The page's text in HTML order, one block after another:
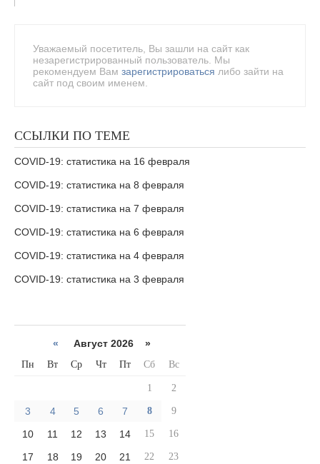
Уважаемый посетитель, Вы зашли на сайт как
незарегистрированный пользователь. Мы
рекомендуем Вам зарегистрироваться либо зайти на
сайт под своим именем.
ССЫЛКИ ПО ТЕМЕ
COVID-19: статистика на 16 февраля
COVID-19: статистика на 8 февраля
COVID-19: статистика на 7 февраля
COVID-19: статистика на 6 февраля
COVID-19: статистика на 4 февраля
COVID-19: статистика на 3 февраля
« Август 2026 »
Пн Вт Ср Чт Пт Сб Вс
1 2
3 4 5 6 7 8 9
10 11 12 13 14 15 16
17 18 19 20 21 22 23